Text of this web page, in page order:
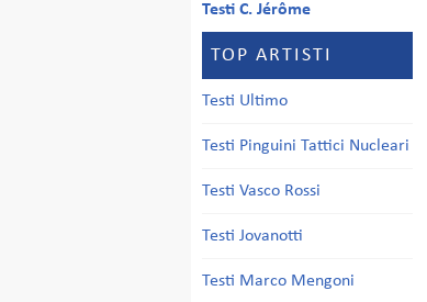
Testi C. Jérôme
TOP ARTISTI
Testi Ultimo
Testi Pinguini Tattici Nucleari
Testi Vasco Rossi
Testi Jovanotti
Testi Marco Mengoni